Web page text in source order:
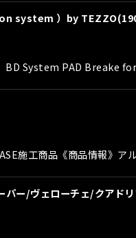
system ）by
）BD System PAD
施工商品《商品情報》ア
ー/ヴェローチェ/クアドリ